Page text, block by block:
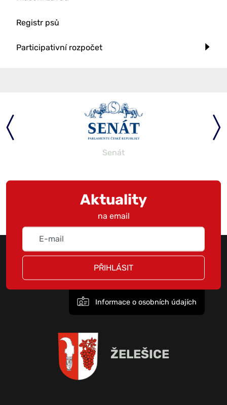
Registr psů
Participativní rozpočet
Senát
Aktuality
na email
PŘIHLÁSIT
Informace o osobních údajích
ŽELEŠICE